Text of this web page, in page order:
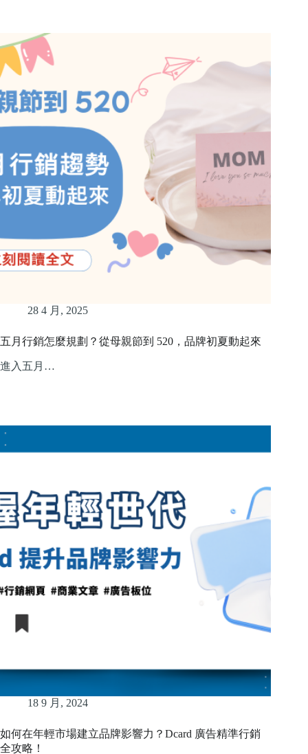
28 4 月, 2025
五月行銷怎麼規劃？從母親節到 520，品牌初夏動起來
進入五月…
18 9 月, 2024
如何在年輕市場建立品牌影響力？Dcard 廣告精準行銷
全攻略！